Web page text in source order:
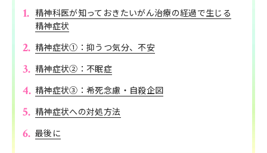
精神科医が知っておきたいがん治療の経過で生じる
精神症状
精神症状①：抑うつ気分、不安
精神症状②：不眠症
精神症状③：希死念慮・自殺企図
精神症状への対処方法
最後に